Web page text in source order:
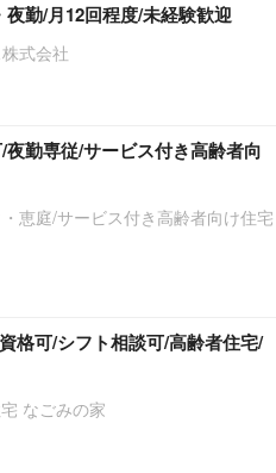
勤/月12回程度/未経験歓迎
式会社
夜勤専従/サービス付き高齢者向
恵庭/サービス付き高齢者向け住宅
格可/シフト相談可/高齢者住宅/
なごみの家